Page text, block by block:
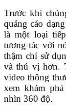
Trước khi
quảng cáo
là một loại
tương tác với
thậm chí sử
và thú vị hơn.
video thông
xem khám
nhìn 360 độ.